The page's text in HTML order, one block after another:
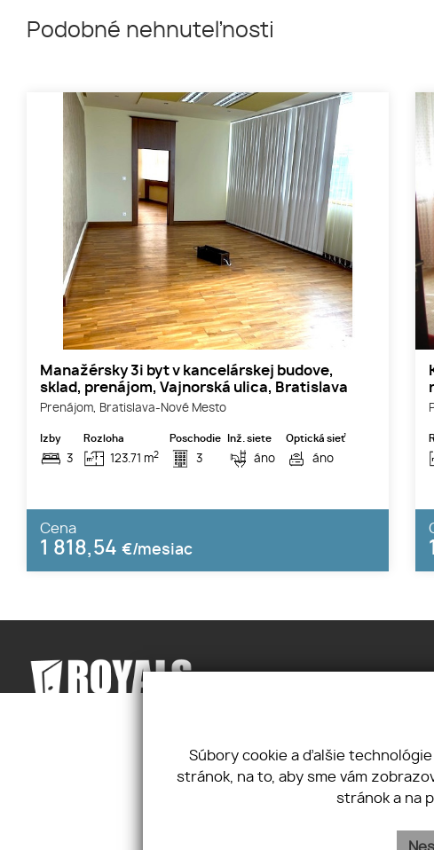
Podobné nehnuteľnosti
Manažérsky 3i byt v kancelárskej budove,
sklad, prenájom, Vajnorská ulica, Bratislava
Prenájom, Bratislava-Nové Mesto
Izby
3
Rozloha
123.71 m2
Poschodie
3
Inž. siete
áno
Optická sieť
áno
Cena
1 818,54 €/mesiac
Ochrana osobných
Cookies
Štúrova 11, 81102
+421 948 174 804
info@royals.sk
Súbory cookie a ďalšie
stránok, na to, aby sme vám
stránok a na